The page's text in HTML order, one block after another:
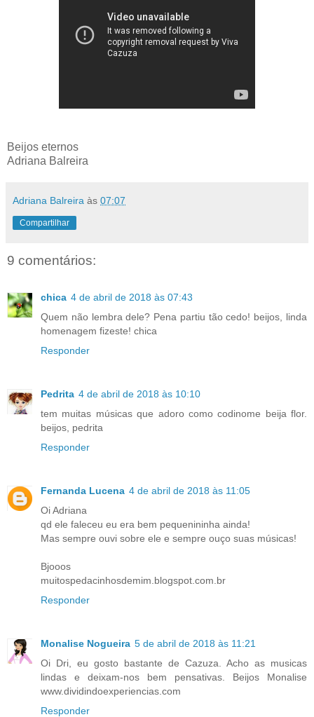
Beijos eternos
Adriana Balreira
Adriana Balreira às 07:07
Compartilhar
9 comentários:
chica 4 de abril de 2018 às 07:43
Quem não lembra dele? Pena partiu tão cedo! beijos, linda
homenagem fizeste! chica
Responder
Pedrita 4 de abril de 2018 às 10:10
tem muitas músicas que adoro como codinome beija flor.
beijos, pedrita
Responder
Fernanda Lucena 4 de abril de 2018 às 11:05
Oi Adriana
qd ele faleceu eu era bem pequenininha ainda!
Mas sempre ouvi sobre ele e sempre ouço suas músicas!
Bjooos
muitospedacinhosdemim.blogspot.com.br
Responder
Monalise Nogueira 5 de abril de 2018 às 11:21
Oi Dri, eu gosto bastante de Cazuza. Acho as musicas
lindas e deixam-nos bem pensativas. Beijos Monalise
www.dividindoexperiencias.com
Responder